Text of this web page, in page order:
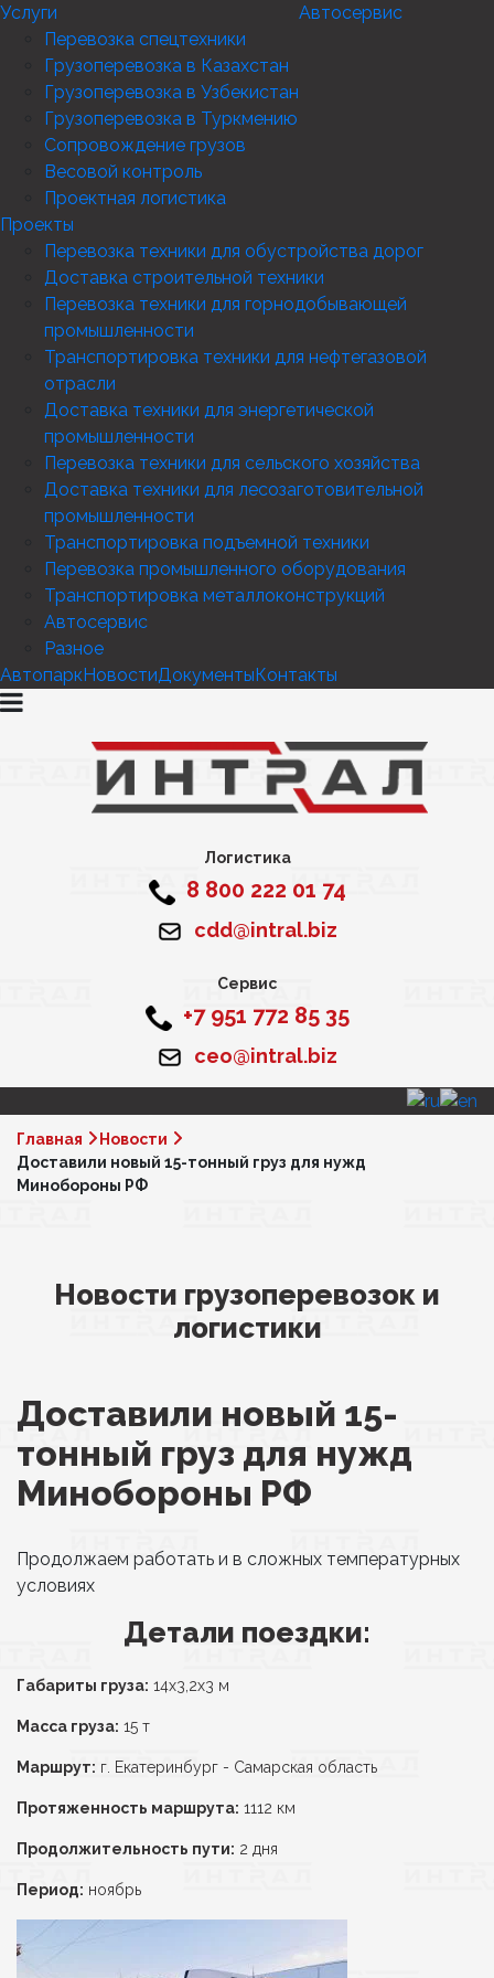
Услуги
Перевозка спецтехники
Грузоперевозка в Казахстан
Грузоперевозка в Узбекистан
Грузоперевозка в Туркмению
Сопровождение грузов
Весовой контроль
Проектная логистика
Автосервис
Проекты
Перевозка техники для обустройства дорог
Доставка строительной техники
Перевозка техники для горнодобывающей
промышленности
Транспортировка техники для нефтегазовой
отрасли
Доставка техники для энергетической
промышленности
Перевозка техники для сельского хозяйства
Доставка техники для лесозаготовительной
промышленности
Транспортировка подъемной техники
Перевозка промышленного оборудования
Транспортировка металлоконструкций
Автосервис
Разное
АвтопаркНовостиДокументыКонтакты
Логистика
8 800 222 01 74
cdd@intral.biz
Сервис
+7 951 772 85 35
ceo@intral.biz
Главная
Новости
Доставили новый 15-тонный груз для нужд
Минобороны РФ
Новости грузоперевозок и
логистики
Доставили новый 15-
тонный груз для нужд
Минобороны РФ
Продолжаем работать и в сложных температурных
условиях
Детали поездки:
Габариты груза: 14х3,2х3 м
Масса груза: 15 т
Маршрут: г. Екатеринбург - Самарская область
Протяженность маршрута: 1112 км
Продолжительность пути: 2 дня
Период: ноябрь